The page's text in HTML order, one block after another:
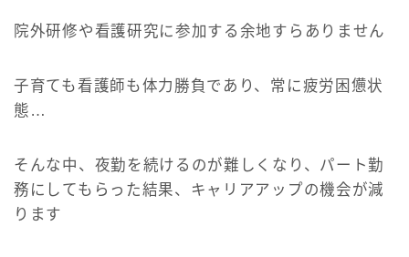
Follow Me
院外研修や看護研究に参加する余地すらありません
子育ても看護師も体力勝負であり、常に疲労困憊状
態…
そんな中、夜勤を続けるのが難しくなり、パート勤
務にしてもらった結果、キャリアアップの機会が減
ります